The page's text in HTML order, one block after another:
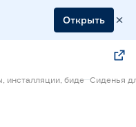
Открыть
инсталляции, биде Сиденья